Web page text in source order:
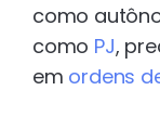
como
como PJ,
em ordens